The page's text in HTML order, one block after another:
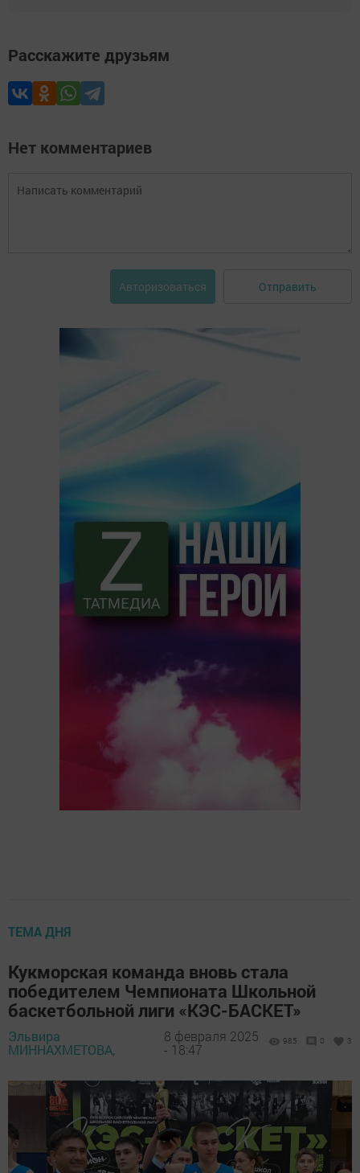
Расскажите друзьям
Нет комментариев
Авторизоваться Отправить
ТЕМА ДНЯ
Кукморская команда вновь стала
победителем Чемпионата Школьной
баскетбольной лиги «КЭС-БАСКЕТ»
Эльвира
МИННАХМЕТОВА,
8 февраля 2025
- 18:47
985 0 3